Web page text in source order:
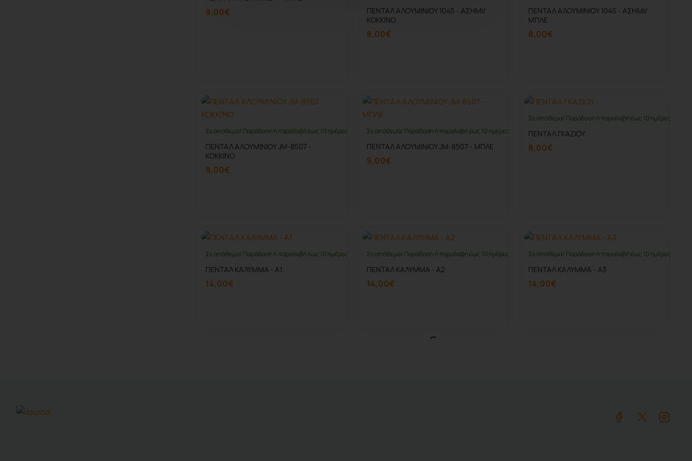
9,00€
ΠΕΝΤΑΛ ΑΛΟΥΜΙΝΙΟΥ 1045 - ΑΣΗΜΙ/
ΚΟΚΚΙΝΟ
8,00€
ΠΕΝΤΑΛ ΑΛΟΥΜΙΝΙΟΥ 1045 - ΑΣΗΜΙ/
ΜΠΛΕ
8,00€
Σε απόθεμα/ Παράδοση ή παραλαβή έως 10 ημέρες
ΠΕΝΤΑΛ ΑΛΟΥΜΙΝΙΟΥ JM-8507 -
ΚΟΚΚΙΝΟ
9,00€
Σε απόθεμα/ Παράδοση ή παραλαβή έως 10 ημέρες
ΠΕΝΤΑΛ ΑΛΟΥΜΙΝΙΟΥ JM-8507 - ΜΠΛΕ
9,00€
Σε απόθεμα/ Παράδοση ή παραλαβή έως 10 ημέρες
ΠΕΝΤΑΛ ΓΚΑΖΙΟΥ
8,00€
Σε απόθεμα/ Παράδοση ή παραλαβή έως 10 ημέρες
ΠΕΝΤΑΛ ΚΑΛΥΜΜΑ - A1
14,00€
Σε απόθεμα/ Παράδοση ή παραλαβή έως 10 ημέρες
ΠΕΝΤΑΛ ΚΑΛΥΜΜΑ - A2
14,00€
Σε απόθεμα/ Παράδοση ή παραλαβή έως 10 ημέρες
ΠΕΝΤΑΛ ΚΑΛΥΜΜΑ - A3
14,00€